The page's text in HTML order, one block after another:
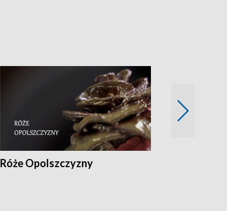
Róże Opolszczyzny